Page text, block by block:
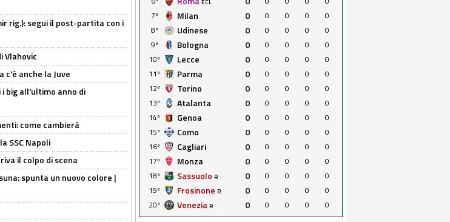
rig.): segui il post-partita con i
Vlahovic
c'è anche la Juve
big all'ultimo anno di
come cambierà
SSC Napoli
il colpo di scena
spunta un nuovo colore |
ECL
7º
Milan 0 0 0 0
0
8º
Udinese 0 0 0 0
0
9º
Bologna 0 0 0 0
0
10º
Lecce 0 0 0 0
0
11º
Parma 0 0 0 0
0
12º
Torino 0 0 0 0
0
13º
Atalanta 0 0 0 0
0
14º
Genoa 0 0 0 0
0
15º
Como 0 0 0 0
0
16º
Cagliari 0 0 0 0
0
17º
Monza 0 0 0 0
0
18º
Sassuolo R 0 0 0 0
0
19º
Frosinone R 0 0 0 0
0
20º
Venezia R 0 0 0 0 0